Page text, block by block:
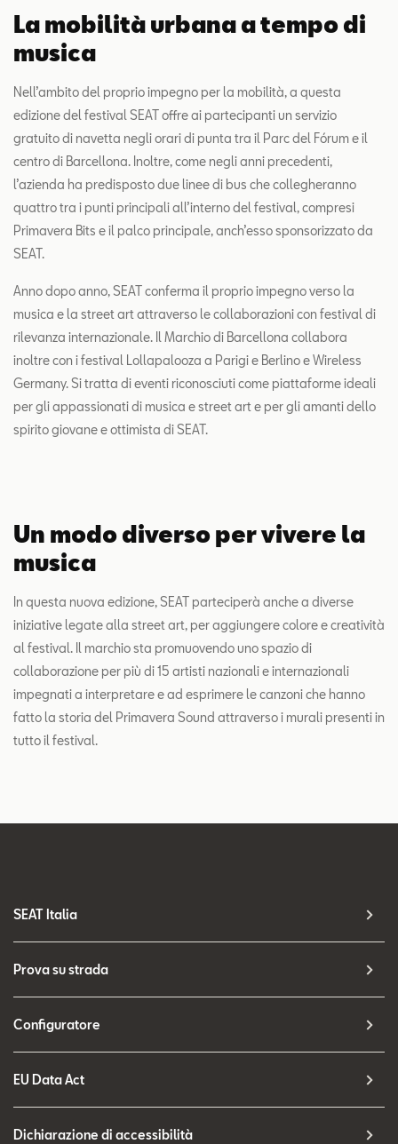
La mobilità urbana a tempo di
musica
Nell’ambito del proprio impegno per la mobilità, a questa
edizione del festival SEAT offre ai partecipanti un servizio
gratuito di navetta negli orari di punta tra il Parc del Fórum e il
centro di Barcellona. Inoltre, come negli anni precedenti,
l’azienda ha predisposto due linee di bus che collegheranno
quattro tra i punti principali all’interno del festival, compresi
Primavera Bits e il palco principale, anch’esso sponsorizzato da
SEAT.
Anno dopo anno, SEAT conferma il proprio impegno verso la
musica e la street art attraverso le collaborazioni con festival di
rilevanza internazionale. Il Marchio di Barcellona collabora
inoltre con i festival Lollapalooza a Parigi e Berlino e Wireless
Germany. Si tratta di eventi riconosciuti come piattaforme ideali
per gli appassionati di musica e street art e per gli amanti dello
spirito giovane e ottimista di SEAT.
Un modo diverso per vivere la
musica
In questa nuova edizione, SEAT parteciperà anche a diverse
iniziative legate alla street art, per aggiungere colore e creatività
al festival. Il marchio sta promuovendo uno spazio di
collaborazione per più di 15 artisti nazionali e internazionali
impegnati a interpretare e ad esprimere le canzoni che hanno
fatto la storia del Primavera Sound attraverso i murali presenti in
tutto il festival.
SEAT Italia
Prova su strada
Configuratore
EU Data Act
Dichiarazione di accessibilità